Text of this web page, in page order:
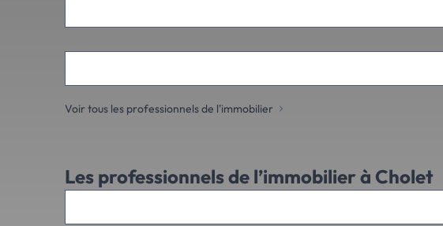
Voir tous les professionnels de l'immobilier
Les professionnels de l’immobilier à Cholet